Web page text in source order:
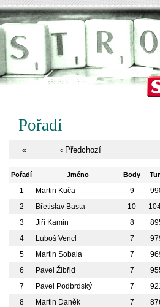
Pořadí
« ‹ Předchozí
Pořadí Jméno Body
1 Martin Kuča 9
2
Břetislav Basta 10
3
Jiří Kamín 8
4
Luboš Vencl 7
5
Martin Sobala 7
6
Pavel Žibřid 7
7
Pavel Podbrdský 7
8
Martin Daněk 7